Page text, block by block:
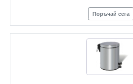
Поръчай сега